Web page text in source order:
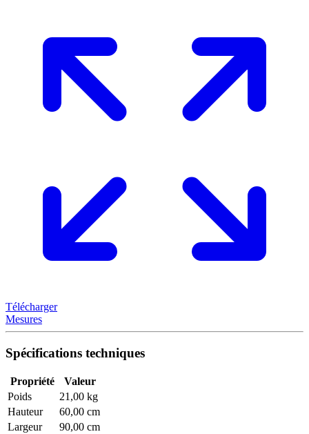
Télécharger
Mesures
Spécifications techniques
Propriété
Valeur
Poids
21,00 kg
Hauteur
60,00 cm
Largeur
90,00 cm